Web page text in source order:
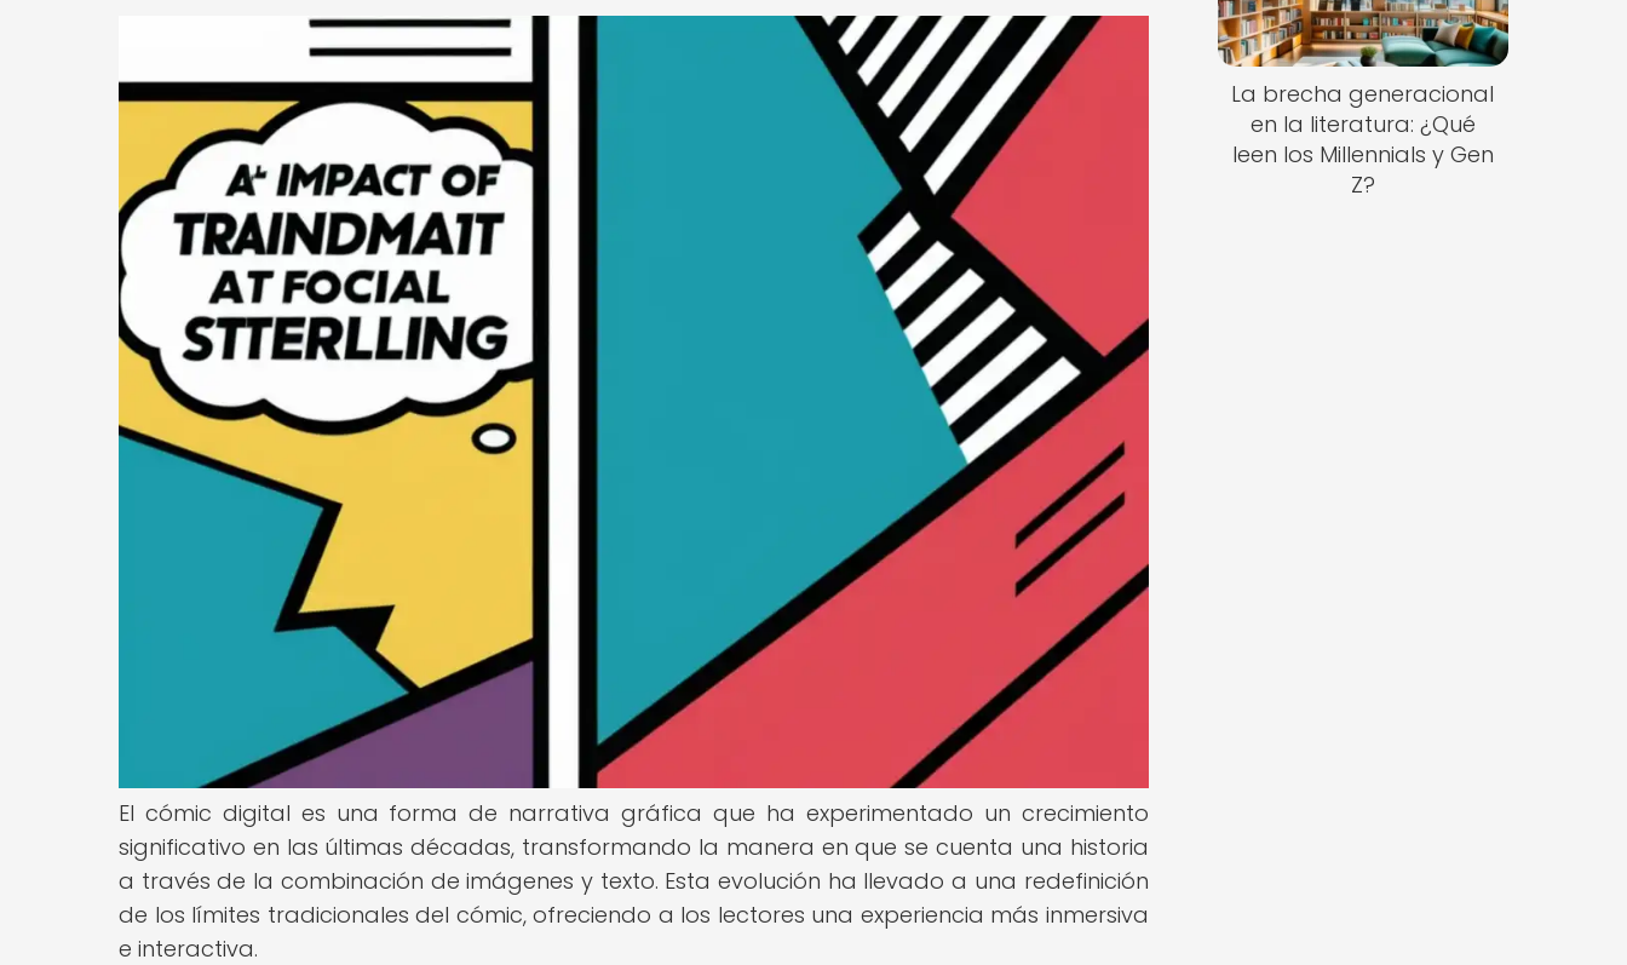
El cómic digital es una forma de narrativa gráfica que ha experimentado un crecimiento
significativo en las últimas décadas, transformando la manera en que se cuenta una historia
a través de la combinación de imágenes y texto. Esta evolución ha llevado a una redefinición
de los límites tradicionales del cómic, ofreciendo a los lectores una experiencia más inmersiva
e interactiva.
La brecha generacional
en la literatura: ¿Qué
leen los Millennials y Gen
Z?